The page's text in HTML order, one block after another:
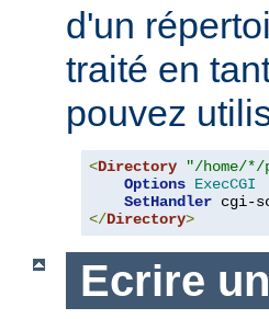
d'un
traité en
pouvez
<Directory "/home/
Options ExecCGI
SetHandler
</Directory>
Ecrire